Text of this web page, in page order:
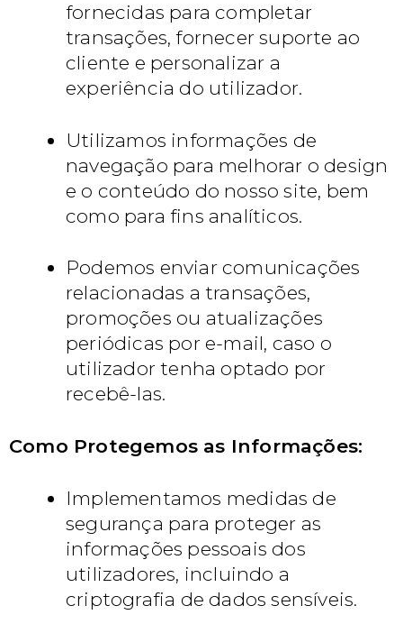
fornecidas para completar
transações, fornecer suporte ao
cliente e personalizar a
experiência do utilizador.
Utilizamos informações de
navegação para melhorar o design
e o conteúdo do nosso site, bem
como para fins analíticos.
Podemos enviar comunicações
relacionadas a transações,
promoções ou atualizações
periódicas por e-mail, caso o
utilizador tenha optado por
recebê-las.
Como Protegemos as Informações:
Implementamos medidas de
segurança para proteger as
informações pessoais dos
utilizadores, incluindo a
criptografia de dados sensíveis.